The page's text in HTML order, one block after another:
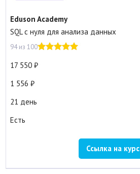
Eduson Academy
SQL с нуля для анализа данных
94 из 100
17 550
1 556
21 день
Есть
Ссылка на курс